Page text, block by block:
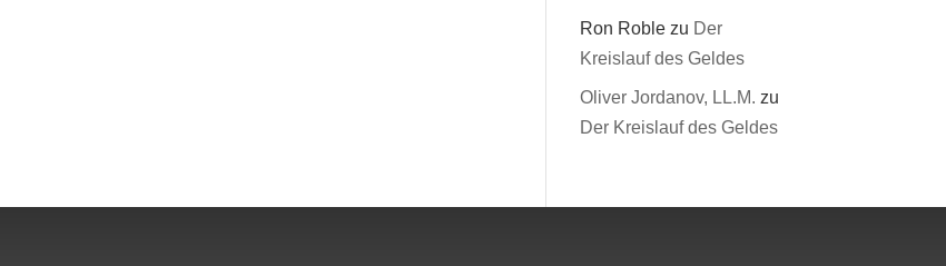
Ron Roble zu Der
Kreislauf des Geldes
Oliver Jordanov, LL.M. zu
Der Kreislauf des Geldes